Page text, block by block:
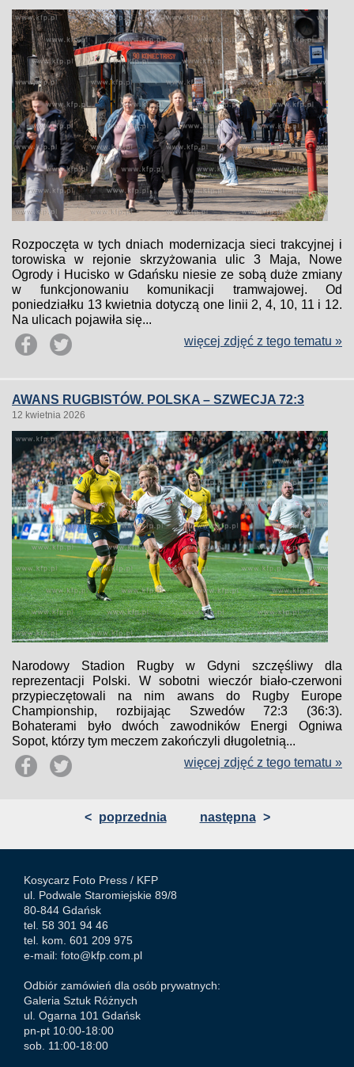
Rozpoczęta w tych dniach modernizacja sieci trakcyjnej i
torowiska w rejonie skrzyżowania ulic 3 Maja, Nowe
Ogrody i Hucisko w Gdańsku niesie ze sobą duże zmiany
w funkcjonowaniu komunikacji tramwajowej. Od
poniedziałku 13 kwietnia dotyczą one linii 2, 4, 10, 11 i 12.
Na ulicach pojawiła się...
więcej zdjęć z tego tematu »
AWANS RUGBISTÓW. POLSKA – SZWECJA 72:3
12 kwietnia 2026
Narodowy Stadion Rugby w Gdyni szczęśliwy dla
reprezentacji Polski. W sobotni wieczór biało-czerwoni
przypieczętowali na nim awans do Rugby Europe
Championship, rozbijając Szwedów 72:3 (36:3).
Bohaterami było dwóch zawodników Energi Ogniwa
Sopot, którzy tym meczem zakończyli długoletnią...
więcej zdjęć z tego tematu »
< poprzednia następna >
Kosycarz Foto Press / KFP
ul. Podwale Staromiejskie 89/8
80-844 Gdańsk
tel. 58 301 94 46
tel. kom. 601 209 975
e-mail: foto@kfp.com.pl
Odbiór zamówień dla osób prywatnych:
Galeria Sztuk Różnych
ul. Ogarna 101 Gdańsk
pn-pt 10:00-18:00
sob. 11:00-18:00